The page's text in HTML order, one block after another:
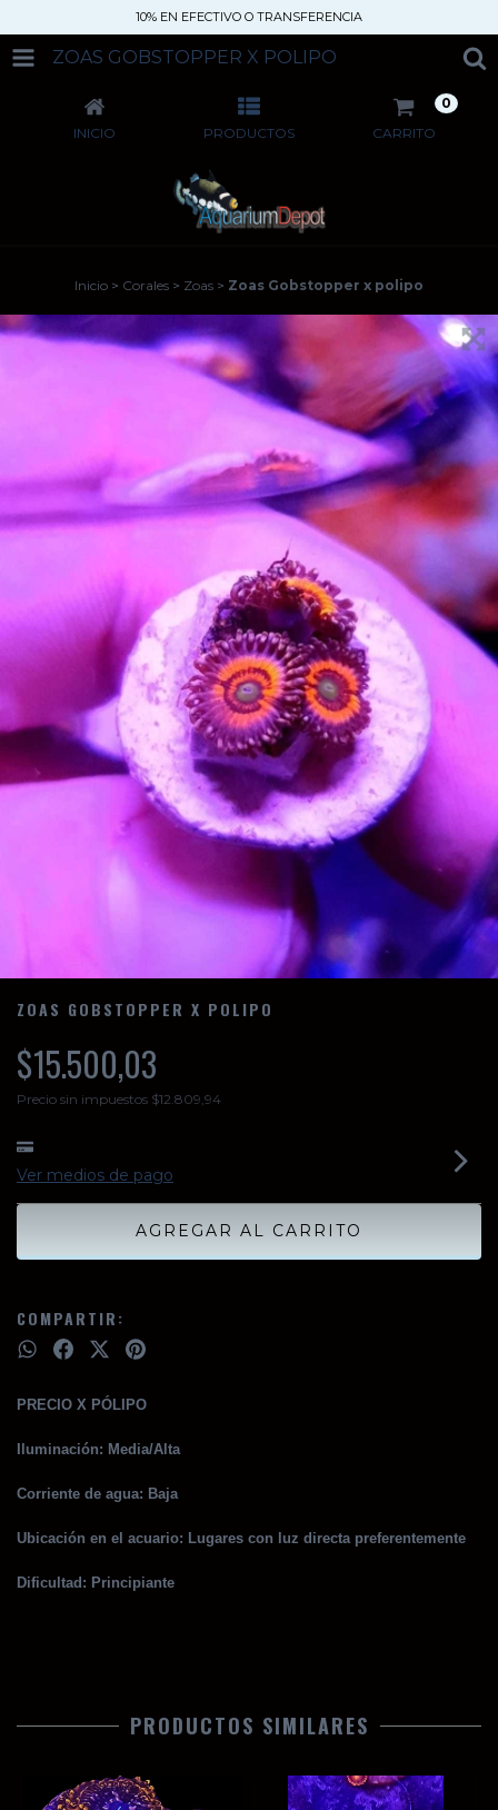
10% EN EFECTIVO O TRANSFERENCIA
ZOAS GOBSTOPPER X POLIPO
INICIO PRODUCTOS CARRITO
0
Inicio > Corales > Zoas > Zoas Gobstopper x polipo
ZOAS GOBSTOPPER X POLIPO
$15.500,03
Precio sin impuestos $12.809,94
Ver medios de pago
COMPARTIR:
PRECIO X PÓLIPO
Iluminación: Media/Alta
Corriente de agua: Baja
Ubicación en el acuario: Lugares con luz directa preferentemente
Dificultad: Principiante
PRODUCTOS SIMILARES